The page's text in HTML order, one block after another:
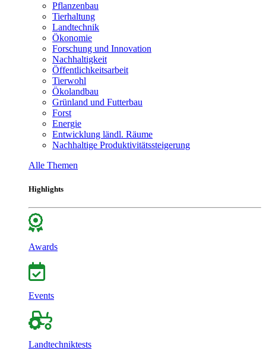
Pflanzenbau
Tierhaltung
Landtechnik
Ökonomie
Forschung und Innovation
Nachhaltigkeit
Öffentlichkeitsarbeit
Tierwohl
Ökolandbau
Grünland und Futterbau
Forst
Energie
Entwicklung ländl. Räume
Nachhaltige Produktivitätssteigerung
Alle Themen
Highlights
Awards
Events
Landtechniktests